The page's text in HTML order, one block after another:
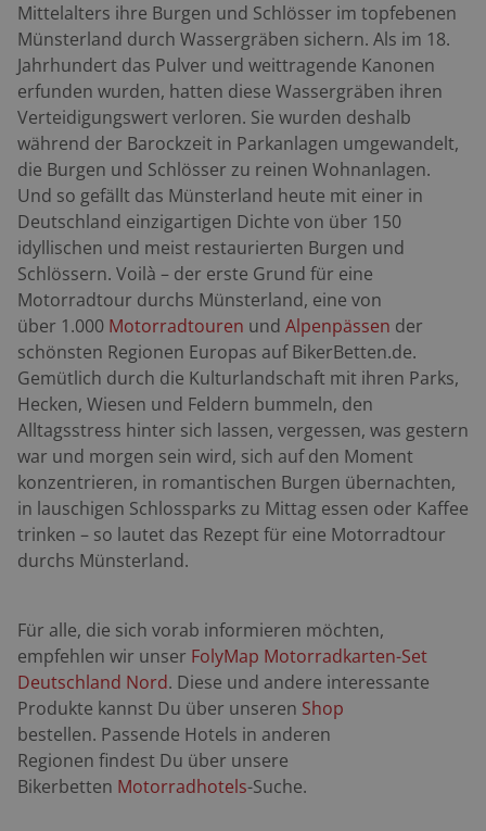
Mittelalters ihre Burgen und Schlösser im topfebenen
Münsterland durch Wassergräben sichern. Als im 18.
Jahrhundert das Pulver und weittragende Kanonen
erfunden wurden, hatten diese Wassergräben ihren
Verteidigungswert verloren. Sie wurden deshalb
während der Barockzeit in Parkanlagen umgewandelt,
die Burgen und Schlösser zu reinen Wohnanlagen.
Und so gefällt das Münsterland heute mit einer in
Deutschland einzigartigen Dichte von über 150
idyllischen und meist restaurierten Burgen und
Schlössern. Voilà – der erste Grund für eine
Motorradtour durchs Münsterland, eine von
über 1.000 Motorradtouren und Alpenpässen der
schönsten Regionen Europas auf BikerBetten.de.
Gemütlich durch die Kulturlandschaft mit ihren Parks,
Hecken, Wiesen und Feldern bummeln, den
Alltagsstress hinter sich lassen, vergessen, was gestern
war und morgen sein wird, sich auf den Moment
konzentrieren, in romantischen Burgen übernachten,
in lauschigen Schlossparks zu Mittag essen oder Kaffee
trinken – so lautet das Rezept für eine Motorradtour
durchs Münsterland.
Für alle, die sich vorab informieren möchten,
empfehlen wir unser FolyMap Motorradkarten-Set
Deutschland Nord. Diese und andere interessante
Produkte kannst Du über unseren Shop
bestellen. Passende Hotels in anderen
Regionen findest Du über unsere
Bikerbetten Motorradhotels-Suche.